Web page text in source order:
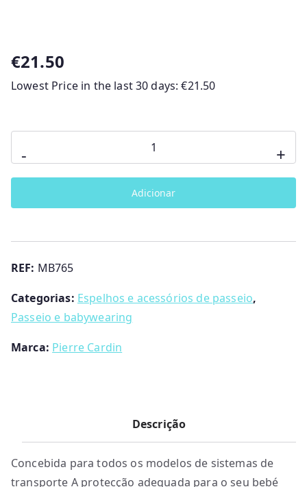
€21.50
Lowest Price in the last 30 days:€21.50
-
de
Capa
carrinho
de
bebé-
Cardin
+
Adicionar
REF: MB765
Categorias: Espelhos e acessórios de passeio,
Passeio e babywearing
Marca: Pierre Cardin
Descrição
Concebida para todos os modelos de sistemas de
transporte A protecção adequada para o seu bebé